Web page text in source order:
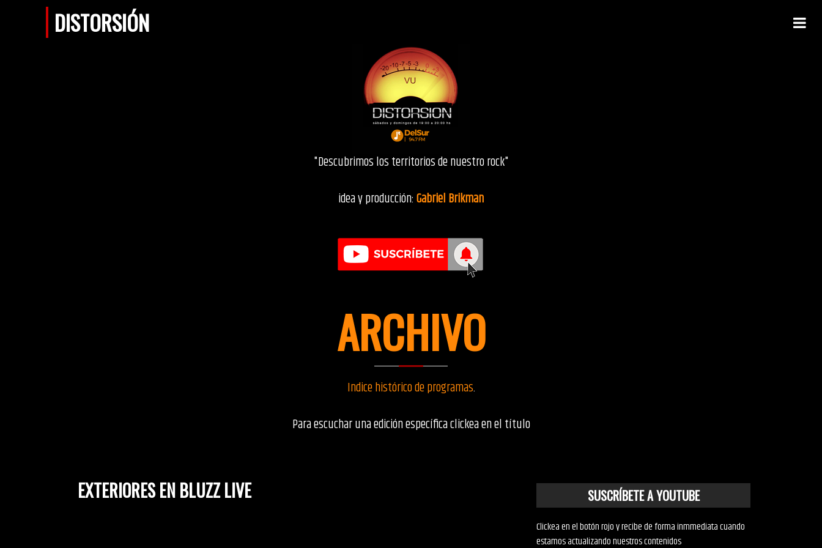
DISTORSIÓN
"Descubrimos los territorios de nuestro rock"
idea y producción:Gabriel Brikman
ARCHIVO
Indice histórico de programas.
Para escuchar una edición específica clickea en el título
EXTERIORES EN BLUZZ LIVE SUSCRÍBETE A YOUTUBE
Clickea en el botón rojo y recibe de forma inmmediata cuando
estamos actualizando nuestros contenidos